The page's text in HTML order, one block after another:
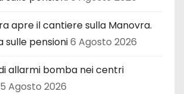
apre il cantiere sulla Manovra.
sulle pensioni6 Agosto 2026
allarmi bomba nei centri
5 Agosto 2026